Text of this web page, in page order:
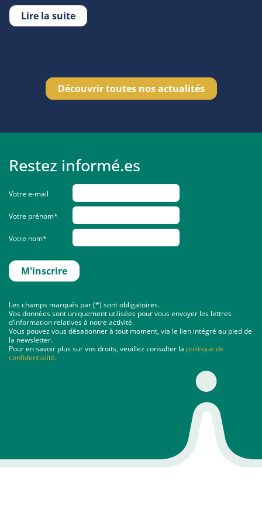
Lire la suite
Découvrir toutes nos actualités
Restez informé.es
Votre e-mail
Votre prénom*
Votre nom*
Les champs marqués par (*) sont obligatoires.
Vos données sont uniquement utilisées pour vous envoyer les lettres
d’information relatives à notre activité.
Vous pouvez vous désabonner à tout moment, via le lien intégré au pied de
la newsletter.
Pour en savoir plus sur vos droits, veuillez consulter la politique de
confidentialité.